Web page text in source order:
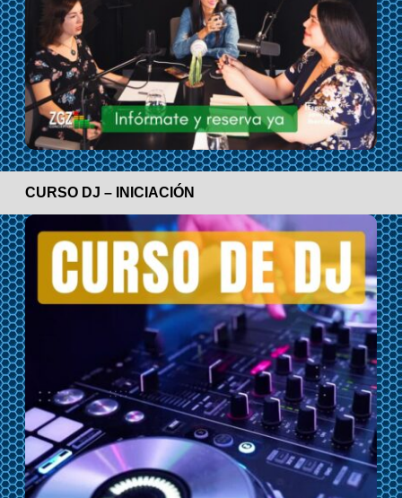
CURSO DJ – INICIACIÓN